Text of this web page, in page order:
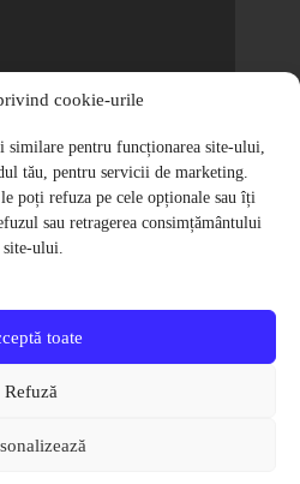
cookie-urile
pentru funcționarea site-ului,
tău, pentru servicii de marketing.
poți refuza pe cele opționale sau îți
sau retragerea consimțământului
site-ului.
toate
Refuză